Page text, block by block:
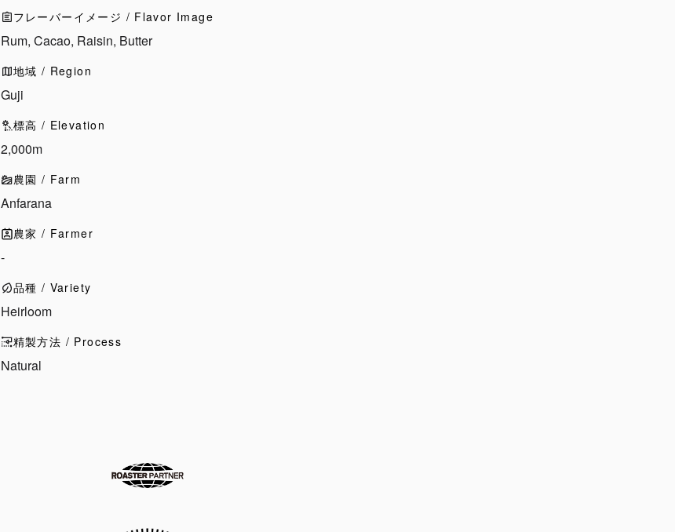
フレーバーイメージ / Flavor Image
Rum, Cacao, Raisin, Butter
地域 / Region
Guji
標高 / Elevation
2,000m
農園 / Farm
Anfarana
農家 / Farmer
-
品種 / Variety
Heirloom
精製方法 / Process
Natural